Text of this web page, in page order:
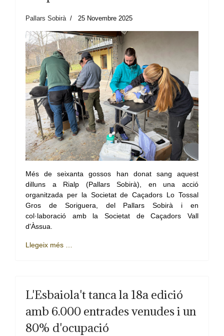
Pallars Sobirà 25 Novembre 2025
Més de seixanta gossos han donat sang aquest
dilluns a Rialp (Pallars Sobirà), en una acció
organitzada per la Societat de Caçadors Lo Tossal
Gros de Soriguera, del Pallars Sobirà i en
col·laboració amb la Societat de Caçadors Vall
d'Àssua.
Llegeix més …
L'Esbaiola't tanca la 18a edició
amb 6.000 entrades venudes i un
80% d'ocupació